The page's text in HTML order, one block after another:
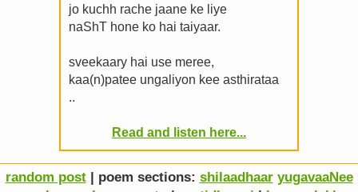
jo kuchh rache jaane ke liye
naShT hone ko hai taiyaar.
sveekaary hai use meree,
kaa(n)patee ungaliyon kee asthirataa
..
Read and listen here...
random post| poem sections: shilaadhaar yugavaaNee